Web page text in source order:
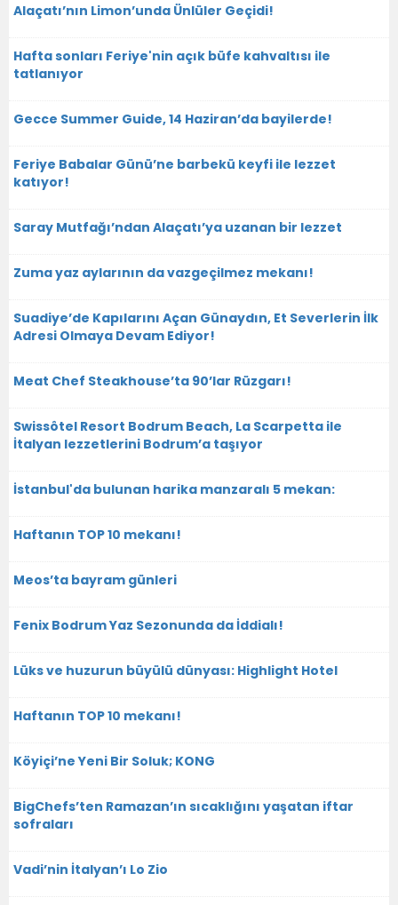
Alaçatı’nın Limon’unda Ünlüler Geçidi!
Hafta sonları Feriye'nin açık büfe kahvaltısı ile
tatlanıyor
Gecce Summer Guide, 14 Haziran’da bayilerde!
Feriye Babalar Günü’ne barbekü keyfi ile lezzet
katıyor!
Saray Mutfağı’ndan Alaçatı’ya uzanan bir lezzet
Zuma yaz aylarının da vazgeçilmez mekanı!
Suadiye’de Kapılarını Açan Günaydın, Et Severlerin İlk
Adresi Olmaya Devam Ediyor!
Meat Chef Steakhouse’ta 90’lar Rüzgarı!
Swissôtel Resort Bodrum Beach, La Scarpetta ile
İtalyan lezzetlerini Bodrum’a taşıyor
İstanbul'da bulunan harika manzaralı 5 mekan:
Haftanın TOP 10 mekanı!
Meos’ta bayram günleri
Fenix Bodrum Yaz Sezonunda da İddialı!
Lüks ve huzurun büyülü dünyası: Highlight Hotel
Haftanın TOP 10 mekanı!
Köyiçi’ne Yeni Bir Soluk; KONG
BigChefs’ten Ramazan’ın sıcaklığını yaşatan iftar
sofraları
Vadi’nin İtalyan’ı Lo Zio